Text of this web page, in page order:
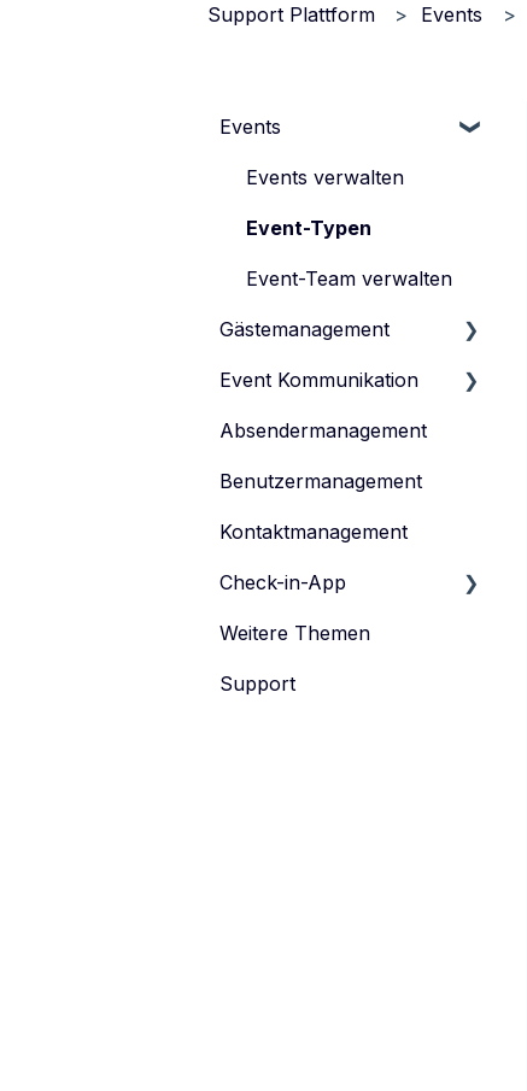
Support Plattform Events
Events
Events verwalten
Event-Typen
Event-Team verwalten
Gästemanagement
Gästeliste verwalten
Gästedaten verwalten
Anmeldeformular
Tickets verwalten
Datenschutz
Event Kommunikation
Inhalte erstellen und
Absendermanagement
Benutzermanagement
Kontaktmanagement
Check-in-App
eyevip Check-in
eyevip Check-in+
Weitere Themen
Support